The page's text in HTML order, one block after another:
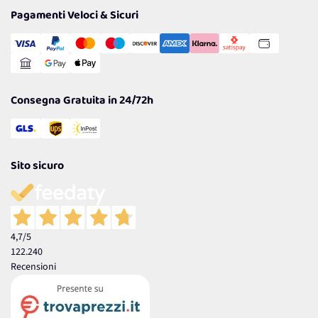
Cookie Policy
Gestisci Cookie
Reso Facile e Veloce
Pagamenti Veloci & Sicuri
Consegna Gratuita in 24/72h
Sito sicuro
4,7/5
122.240
Recensioni